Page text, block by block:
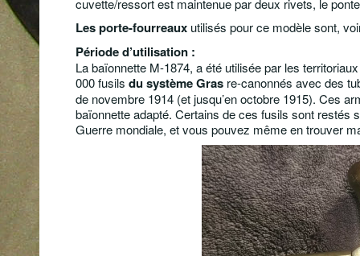
cuvette/ressort est maintenue par deux rivets, le
Les porte-fourreaux utilisés pour ce modèle sont,
Période d’utilisation :
La baïonnette M-1874, a été utilisée par les
000 fusils du système Gras re-canonnés avec des
de novembre 1914 (et jusqu’en octobre 1915). Ces
baïonnette adapté. Certains de ces fusils sont restés
Guerre mondiale, et vous pouvez même en trouver